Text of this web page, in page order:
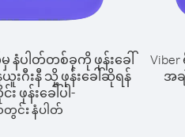
နံပါတ်တစ်ခုကို ဖုန်းခေါ်
းဂီးနီ သို့ ဖုန်းခေါ်ဆိုရန်
ဖုန်းခေါ်ပါ-
င်း နံပါတ်
အခ